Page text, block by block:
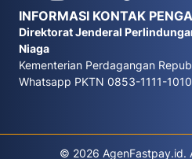
INFORMASI KONTAK
Direktorat Jenderal
Niaga
Kementerian Perdagangan
Whatsapp PKTN 0853-1111-1010
© 2026 AgenFastpay.id.